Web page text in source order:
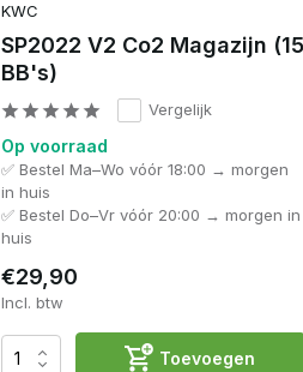
KWC
SP2022 V2 Co2 Magazijn (15
BB's)
Vergelijk
Op voorraad
✅ Bestel Ma–Wo vóór 18:00 → morgen
in huis
✅ Bestel Do–Vr vóór 20:00 → morgen in
huis
€29,90
Incl. btw
Toevoegen